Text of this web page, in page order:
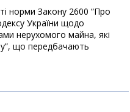
норми Закону 2600 “Про
України щодо
нерухомого майна, які
що передбачають